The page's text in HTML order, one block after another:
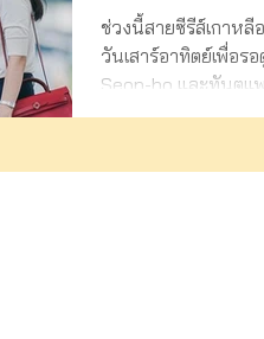
ช่วงนี้สายซีรีส์เกาหลี
วันเสาร์อาทิตย์เพื่อร
Seon-ho และทันตแ